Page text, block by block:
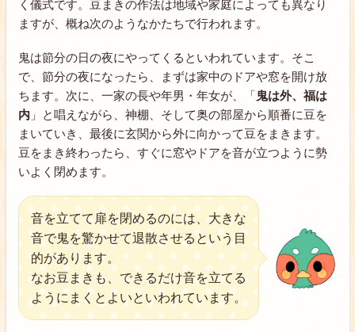
く儀式です。豆まきの作法は地域や家庭によっても異なり
ますが、概ね次のようなかたちで行われます。
鬼は節分の日の夜にやってくるといわれています。そこ
で、節分の夜になったら、まずは家中のドアや窓を開け放
ちます。次に、一家の長や年男・年女が、「鬼は外、福は
内」と唱えながら、神棚、そして奥の部屋から順番に豆を
まいていき、最後に玄関から外に向かって豆をまきます。
豆をまき終わったら、すぐに窓やドアを音が立つように勢
いよく閉めます。
音を立てて扉を閉めるのには、大きな
音で鬼を驚かせて退散させるという目
的があります。
なお豆まきも、できるだけ音を立てる
ようにまくとよいといわれています。